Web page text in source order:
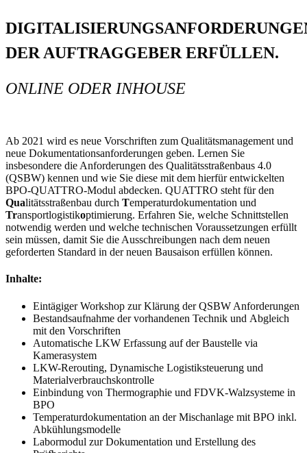
DER AUFTRAGGEBER ERFÜLLEN.
ONLINE ODER INHOUSE
Ab 2021 wird es neue Vorschriften zum Qualitätsmanagement und
neue Dokumentationsanforderungen geben. Lernen Sie
insbesondere die Anforderungen des Qualitätsstraßenbaus 4.0
(QSBW) kennen und wie Sie diese mit dem hierfür entwickelten
BPO-QUATTRO-Modul abdecken. QUATTRO steht für den
Qualitätsstraßenbau durch Temperaturdokumentation und
Transportlogistikoptimierung. Erfahren Sie, welche Schnittstellen
notwendig werden und welche technischen Voraussetzungen erfüllt
sein müssen, damit Sie die Ausschreibungen nach dem neuen
geforderten Standard in der neuen Bausaison erfüllen können.
Inhalte:
Eintägiger Workshop zur Klärung der QSBW Anforderungen
Bestandsaufnahme der vorhandenen Technik und Abgleich
mit den Vorschriften
Automatische LKW Erfassung auf der Baustelle via
Kamerasystem
LKW-Rerouting, Dynamische Logistiksteuerung und
Materialverbrauchskontrolle
Einbindung von Thermographie und FDVK-Walzsysteme in
BPO
Temperaturdokumentation an der Mischanlage mit BPO inkl.
Abkühlungsmodelle
Labormodul zur Dokumentation und Erstellung des